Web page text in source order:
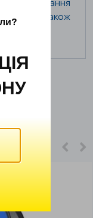
знання
а також